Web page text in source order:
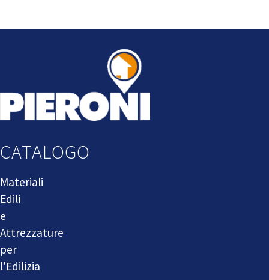
CATALOGO
Materiali
Edili
e
Attrezzature
per
l'Edilizia